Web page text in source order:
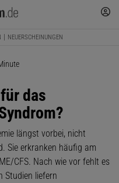
NEUERSCHEINUNGEN
das
längst vorbei, nicht
Sie erkranken häufig am
CFS. Nach wie vor fehlt es
Studien liefern